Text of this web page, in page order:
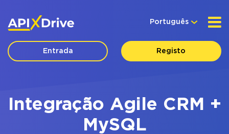
Português
Entrada Registo
Integração Agile CRM +
MySQL